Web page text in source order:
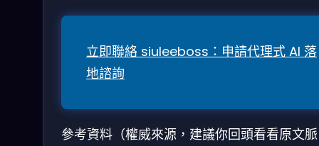
立即聯絡 siuleeboss：申請代理式 AI 落
地諮詢
參考資料（權威來源，建議你回頭看看原文脈